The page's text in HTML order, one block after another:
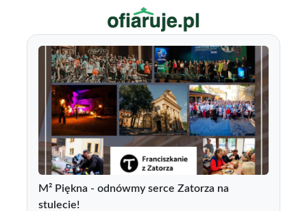
M² Piękna - odnówmy serce Zatorza na
stulecie!